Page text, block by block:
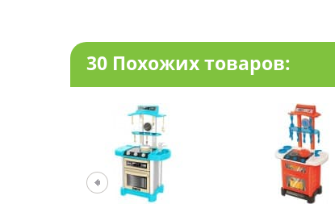
30 Похожих товаров: